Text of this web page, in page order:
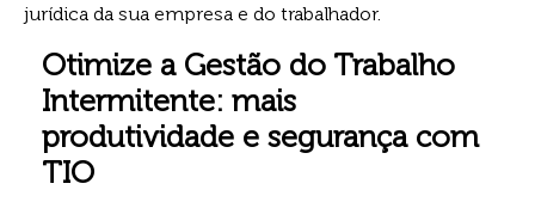
jurídica da sua empresa e do trabalhador.
Otimize a Gestão do Trabalho
Intermitente: mais
produtividade e segurança com
TIO